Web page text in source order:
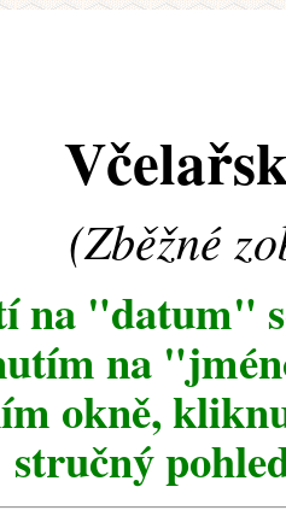
(Zběžné
na "datum"
na
okně,
stručný